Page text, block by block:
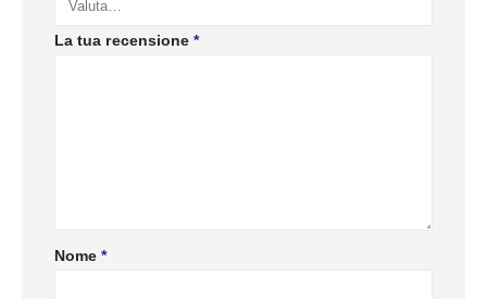
La tua recensione*
Nome*